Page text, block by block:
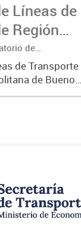
Líneas de
Región
de
(RMBA)
de
de Transporte
de Buenos